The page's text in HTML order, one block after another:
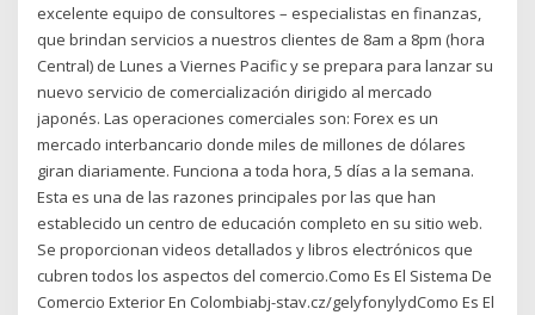
excelente equipo de consultores – especialistas en finanzas,
que brindan servicios a nuestros clientes de 8am a 8pm (hora
Central) de Lunes a Viernes Pacific y se prepara para lanzar su
nuevo servicio de comercialización dirigido al mercado
japonés. Las operaciones comerciales son: Forex es un
mercado interbancario donde miles de millones de dólares
giran diariamente. Funciona a toda hora, 5 días a la semana.
Esta es una de las razones principales por las que han
establecido un centro de educación completo en su sitio web.
Se proporcionan videos detallados y libros electrónicos que
cubren todos los aspectos del comercio.Como Es El Sistema De
Comercio Exterior En Colombiabj-stav.cz/gelyfonylydComo Es El